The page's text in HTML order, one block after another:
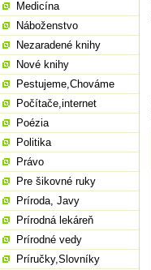
Medicína
Náboženstvo
Nezaradené knihy
Nové knihy
Pestujeme,Chováme
Počítače,internet
Poézia
Politika
Právo
Pre šikovné ruky
Príroda, Javy
Prírodná lekáreň
Prírodné vedy
Príručky,Slovníky